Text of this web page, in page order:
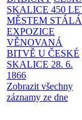
SKALICE 450
MĚSTEM STÁLÁ
EXPOZICE
VĚNOVANÁ
BITVĚ U ČESKÉ
SKALICE 28. 6.
1866
Zobrazit všechny
záznamy ze dne